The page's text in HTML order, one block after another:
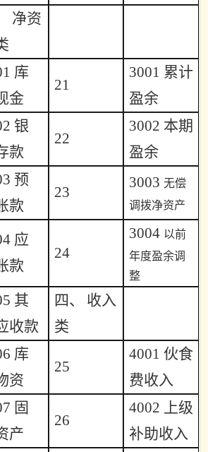
净资
库
金
21
3001 累计
盈余
银
款
22
3002 本期
盈余
预
款
23
3003无偿
调拨净资产
应
款
24
3004 以前
年度盈余调
整
其
收款
四、
收入
类
库
资
25
4001 伙食
费收入
固
产
26
4002
上级
补助收入